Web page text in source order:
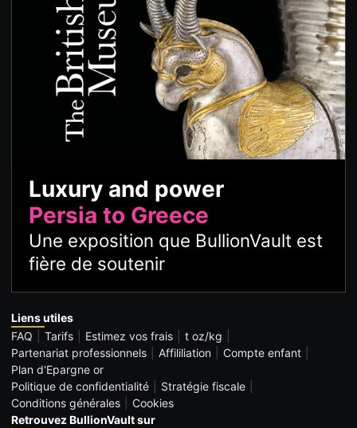
Luxury and power
Persia to Greece
Une exposition que BullionVault est
fière de soutenir
Liens utiles
FAQ
Tarifs Estimez vos frais
t oz/kg
Partenariat professionnels
Affililiation
Compte enfant
Plan d'Epargne or
Politique de confidentialité
Stratégie fiscale
Conditions générales
Cookies
Retrouvez BullionVault sur